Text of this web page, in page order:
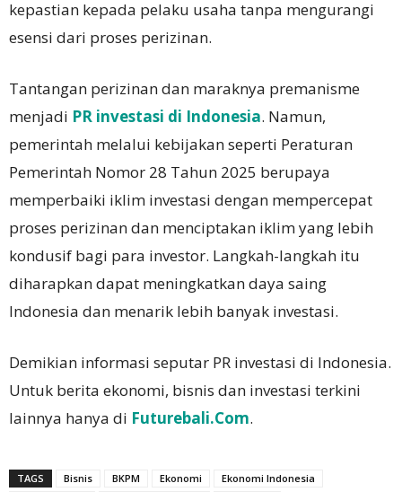
kepastian kepada pelaku usaha tanpa mengurangi
esensi dari proses perizinan.
Tantangan perizinan dan maraknya premanisme
menjadi PR investasi di Indonesia. Namun,
pemerintah melalui kebijakan seperti Peraturan
Pemerintah Nomor 28 Tahun 2025 berupaya
memperbaiki iklim investasi dengan mempercepat
proses perizinan dan menciptakan iklim yang lebih
kondusif bagi para investor. Langkah-langkah itu
diharapkan dapat meningkatkan daya saing
Indonesia dan menarik lebih banyak investasi.
Demikian informasi seputar PR investasi di Indonesia.
Untuk berita ekonomi, bisnis dan investasi terkini
lainnya hanya di Futurebali.Com.
TAGS Bisnis BKPM Ekonomi
Ekonomi Indonesia